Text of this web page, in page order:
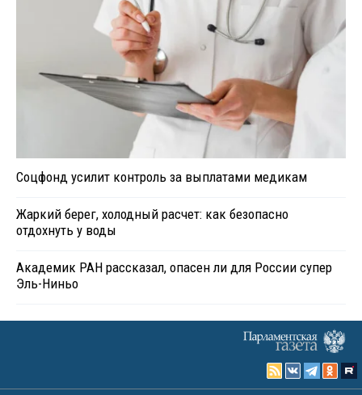
Соцфонд усилит контроль за выплатами медикам
Жаркий берег, холодный расчет: как безопасно
отдохнуть у воды
Академик РАН рассказал, опасен ли для России супер
Эль-Ниньо